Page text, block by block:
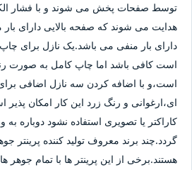
توسط صفحات پخش می شوند و با فشار
هدایت می شوند که صفحه بالایی دارای بار
دارای بار منفی می باشد.یک نازل برای
است کافی باشد اما چاپ کامل به صورت
است،و با اضافه کردن سه نازل اضافی
ای،ارغوانی و رنگ زرد این کار امکان
کاراکتر یا تصویری استفاده نشود دوباره
گردد.چند برند معروف تولید کننده پرینتر
هستند.برخی از این پرینتر ها با تمام